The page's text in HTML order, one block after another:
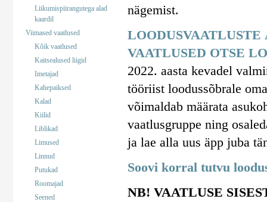
Liikumispiirangutega alad
kaardil
Viimased vaatlused
Kõik vaatlused
Kaitsealused liigid
Imetajad
Kahepaiksed
Kalad
Kiilid
Liblikad
Limused
Linnud
Putukad
Roomajad
Seened
nägemist.
VAATLUSED OTSE
2022. aasta kevadel
tööriist loodussõbrale
võimaldab määrata
vaatlusgruppe ning
ja lae alla uus äpp juba
Soovi korral tutvu
NB! VAATLUSE